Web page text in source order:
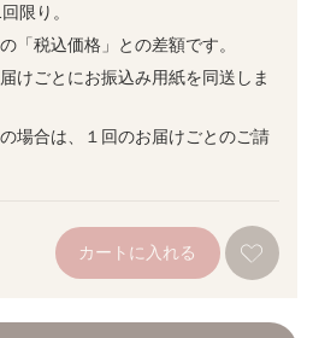
限り。
「税込価格」との差額です。
けごとにお振込み用紙を同送しま
場合は、１回のお届けごとのご請
カートに入れる